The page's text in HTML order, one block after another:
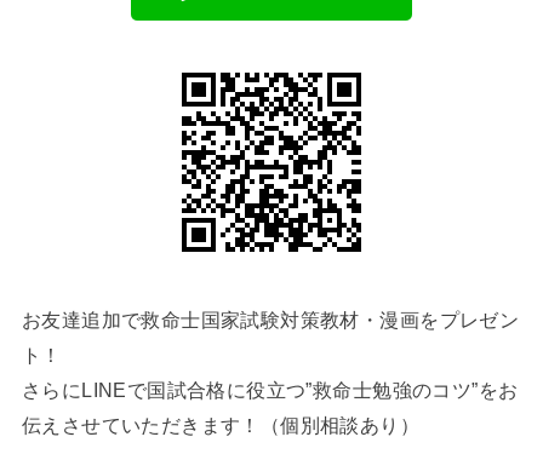
お友達追加で救命士国家試験対策教材・漫画をプレゼン
ト！
さらにLINEで国試合格に役立つ”救命士勉強のコツ”をお
伝えさせていただきます！（個別相談あり）